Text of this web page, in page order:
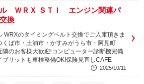
ル ＷＲＸ ＳＴＩ エンジン関連パ
換
WRXのタイミングベルト交換でご入庫頂きま
くば市・土浦市・かすみがうら市・阿見町
隣のお客様大歓迎!コンピューター診断機完備
ブリットも車検整備OK!保険見直しCAFE
2025/10/11